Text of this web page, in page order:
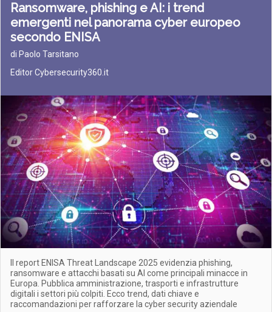
Ransomware, phishing e AI: i trend
emergenti nel panorama cyber europeo
secondo ENISA
di Paolo Tarsitano
Editor Cybersecurity360.it
Il report ENISA Threat Landscape 2025 evidenzia phishing,
ransomware e attacchi basati su AI come principali minacce in
Europa. Pubblica amministrazione, trasporti e infrastrutture
digitali i settori più colpiti. Ecco trend, dati chiave e
raccomandazioni per rafforzare la cyber security aziendale